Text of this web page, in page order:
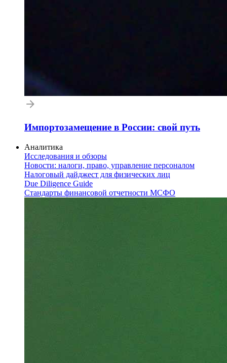
Импортозамещение в России: свой путь
Аналитика
Исследования и обзоры
Новости: налоги, право, управление персоналом
Налоговый дайджест для физических лиц
Due Diligence Guide
Стандарты финансовой отчетности МСФО